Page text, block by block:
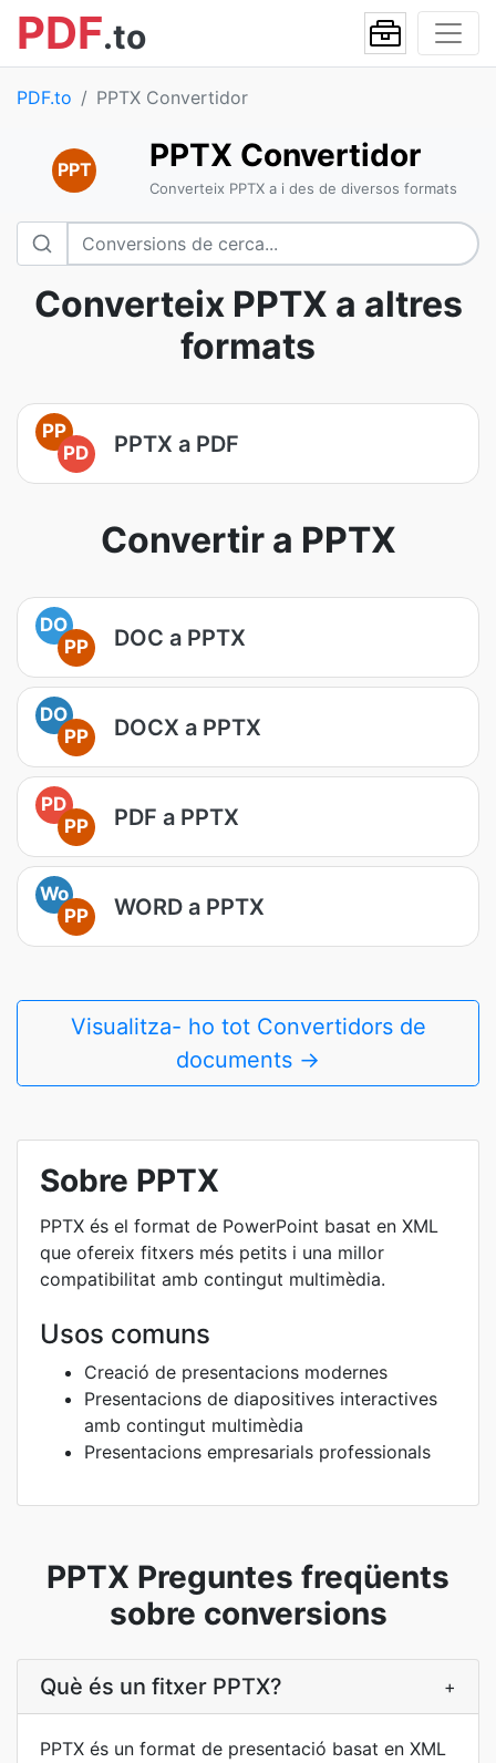
PDF.to
PDF.to PPTX Convertidor
PPT PPTX Convertidor
Converteix PPTX a i des de diversos formats
Converteix PPTX a altres
formats
PP
PD
PPTX a PDF
Convertir a PPTX
DO
PP
DOC a PPTX
DO
PP
DOCX a PPTX
PD
PP
PDF a PPTX
Wo
PP
WORD a PPTX
Visualitza- ho tot Convertidors de
documents →
Sobre PPTX
PPTX és el format de PowerPoint basat en XML
que ofereix fitxers més petits i una millor
compatibilitat amb contingut multimèdia.
Usos comuns
Creació de presentacions modernes
Presentacions de diapositives interactives
amb contingut multimèdia
Presentacions empresarials professionals
PPTX Preguntes freqüents
sobre conversions
Què és un fitxer PPTX? +
PPTX és un format de presentació basat en XML